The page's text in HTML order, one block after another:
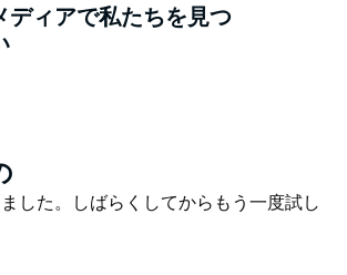
ート ボート体験をさまざまな機会に
ムは専門のイベント プランナーであ
タル、飲食パッケージ/サービスから
ですべてのクルーズを実行します。
びへの情熱を持つ若い二人組によって運
ジョンはすべての人にシドニー ハー
ディアで私たちを見つ
した。しばらくしてからもう一度試し